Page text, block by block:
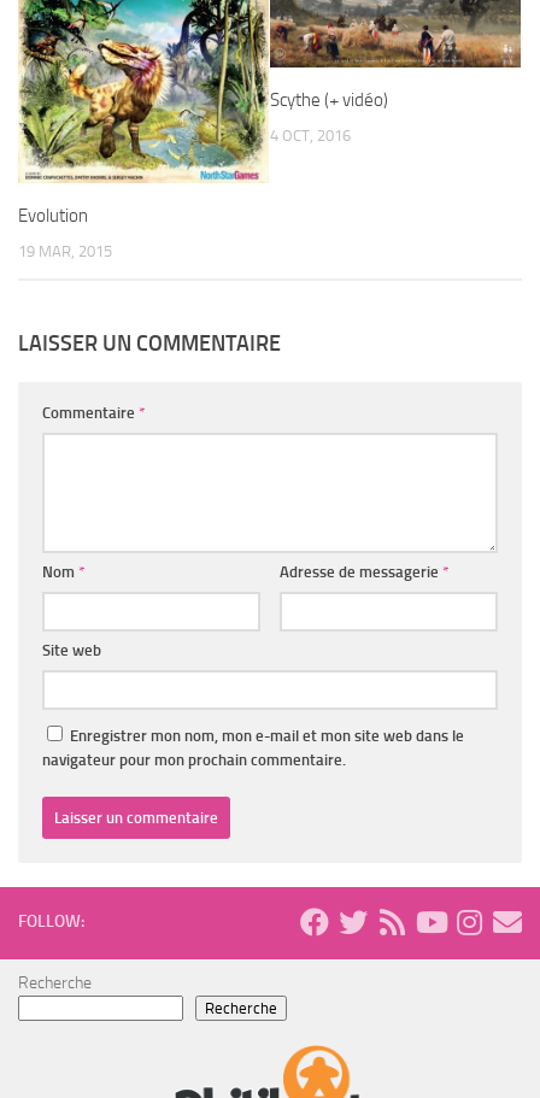
Evolution
19 MAR, 2015
Scythe (+ vidéo)
4 OCT, 2016
LAISSER UN COMMENTAIRE
Commentaire *
Nom * Adresse de messagerie *
Site web
Enregistrer mon nom, mon e-mail et mon site web dans le
navigateur pour mon prochain commentaire.
FOLLOW:
Recherche
Recherche